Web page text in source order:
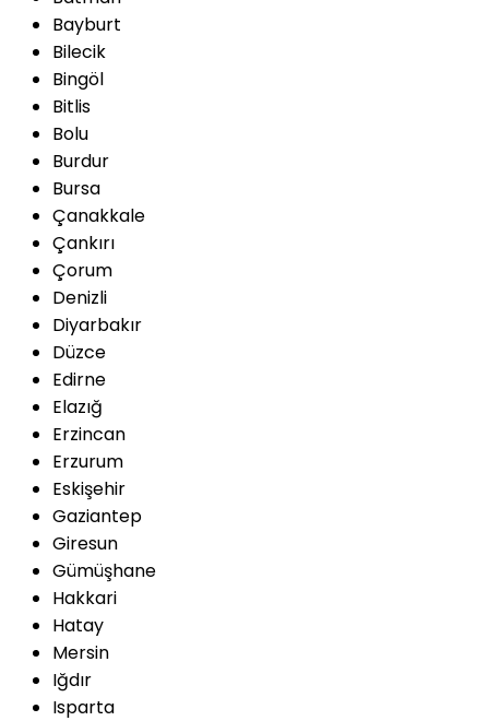
Bayburt
Bilecik
Bingöl
Bitlis
Bolu
Burdur
Bursa
Çanakkale
Çankırı
Çorum
Denizli
Diyarbakır
Düzce
Edirne
Elazığ
Erzincan
Erzurum
Eskişehir
Gaziantep
Giresun
Gümüşhane
Hakkari
Hatay
Mersin
Iğdır
Isparta